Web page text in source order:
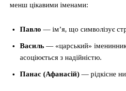
менш цікавими іменами:
Павло — ім’я, що символізує
Василь — «царський»
асоціюється з надійністю.
Панас (Афанасій) — рідкісне